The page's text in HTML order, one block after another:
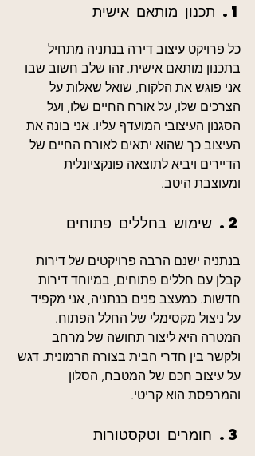
1. תכנון מותאם אישית
כל פרויקט עיצוב דירה בנתניה מתחיל
בתכנון מותאם אישית. זהו שלב חשוב שבו
אני פוגש את הלקוח, שואל שאלות על
הצרכים שלו, על אורח החיים שלו, ועל
הסגנון העיצובי המועדף עליו. אני בונה את
העיצוב כך שהוא יתאים לאורח החיים של
הדיירים ויביא לתוצאה פונקציונלית
ומעוצבת היטב.
2. שימוש בחללים פתוחים
בנתניה ישנם הרבה פרויקטים של דירות
קבלן עם חללים פתוחים, במיוחד דירות
חדשות. כמעצב פנים בנתניה, אני מקפיד
על ניצול מקסימלי של החלל הפתוח.
המטרה היא ליצור תחושה של מרחב
ולקשר בין חדרי הבית בצורה הרמונית. דגש
על עיצוב חכם של המטבח, הסלון
והמרפסת הוא קריטי.
3. חומרים וטקסטורות